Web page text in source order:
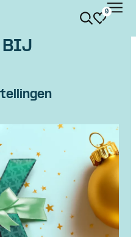
0
BIJ